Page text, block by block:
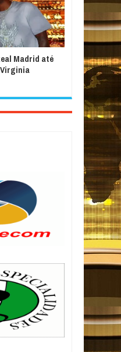
Madrid até
Virginia